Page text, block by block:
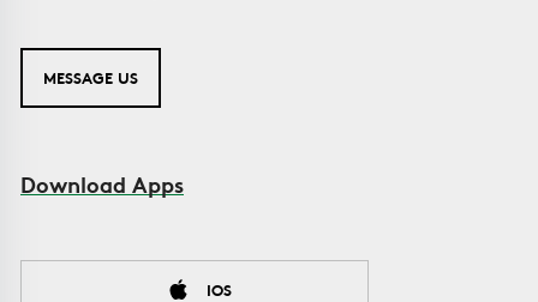
MESSAGE US
Download Apps
IOS